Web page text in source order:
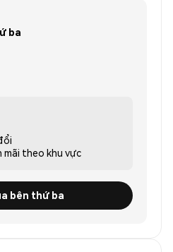
ba
mãi theo khu vực
bên thứ ba